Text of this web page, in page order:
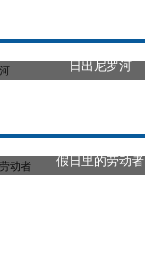
日出尼罗河
假日里的劳动者